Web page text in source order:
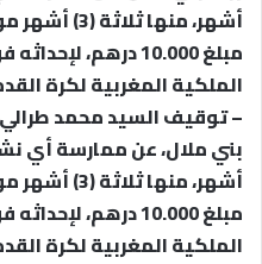
أشهر، منها
مبلغ 10.000 درهم،
الملكية المغربية لكرة
– توقيف السيد محمد
أشهر، منها
مبلغ 10.000 درهم،
الملكية المغربية لكرة